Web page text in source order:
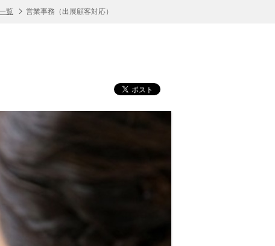
覧 営業事務（出展顧客対応）